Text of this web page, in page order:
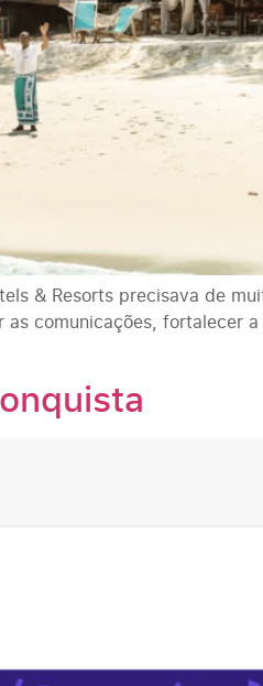
& Resorts precisava de
comunicações, fortalecer